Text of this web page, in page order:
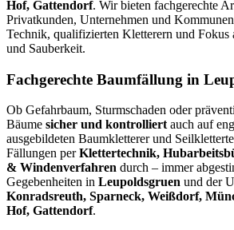
Hof, Gattendorf. Wir bieten fachgerechte
Privatkunden, Unternehmen und
Technik, qualifizierten Kletterern und
und Sauberkeit.
Fachgerechte Baumfällung in
Ob Gefahrbaum, Sturmschaden oder
Bäume sicher und kontrolliert auch auf
ausgebildeten Baumkletterer und
Fällungen perKlettertechnik,
& Windenverfahren durch – immer
Gegebenheiten in Leupoldsgruen und der
Konradsreuth, Sparneck, Weißdorf,
Hof, Gattendorf.